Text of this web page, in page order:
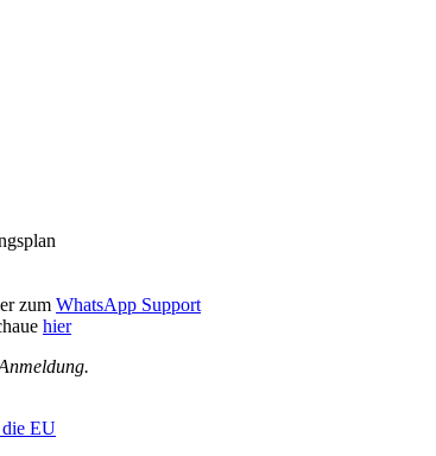
zum WhatsApp Support
hier
die EU